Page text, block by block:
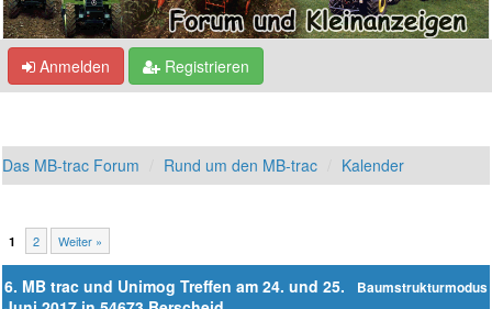
Anmelden Registrieren
Das MB-trac Forum Rund um den MB-trac Kalender
1 2 Weiter »
Baumstrukturmodus
6. MB trac und Unimog Treffen am 24. und 25.